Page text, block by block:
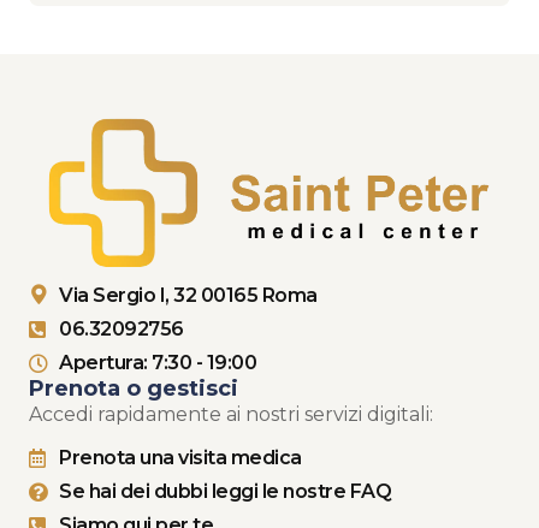
Via Sergio I, 32 00165 Roma
06.32092756
Apertura: 7:30 - 19:00
Prenota o gestisci
Accedi rapidamente ai nostri servizi digitali:
Prenota una visita medica
Se hai dei dubbi leggi le nostre FAQ